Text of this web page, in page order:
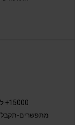
מתפשרים-